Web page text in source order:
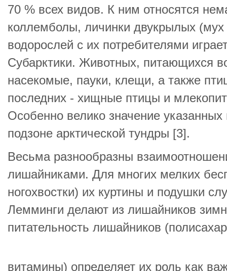
70 % всех видов. К ним относятся
коллемболы, личинки двукрылых
водорослей с их потребителями
Субарктики. Животных, питающихся
насекомые, пауки, клещи, а также
последних - хищные птицы и
Особенно велико значение
подзоне арктической тундры [3].
Весьма разнообразны
лишайниками. Для многих мелких
ногохвостки) их куртины и подушки
Лемминги делают из лишайников
питательность лишайников
витамины) определяет их роль как